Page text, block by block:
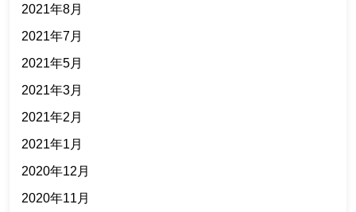
2021年8月
2021年7月
2021年5月
2021年3月
2021年2月
2021年1月
2020年12月
2020年11月